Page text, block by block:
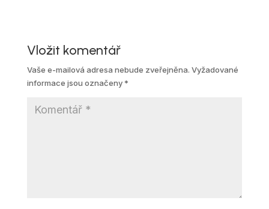
Vložit komentář
Vaše e-mailová adresa nebude zveřejněna. Vyžadované
informace jsou označeny*